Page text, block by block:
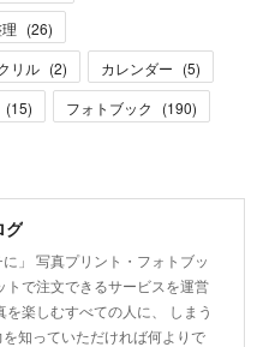
(26)
リル (2) カレンダー (5)
(15) フォトブック (190)
グ
に」 写真プリント・フォトブッ
トで注文できるサービスを運営
を楽しむすべての人に、 しまう
知っていただければ何よりで